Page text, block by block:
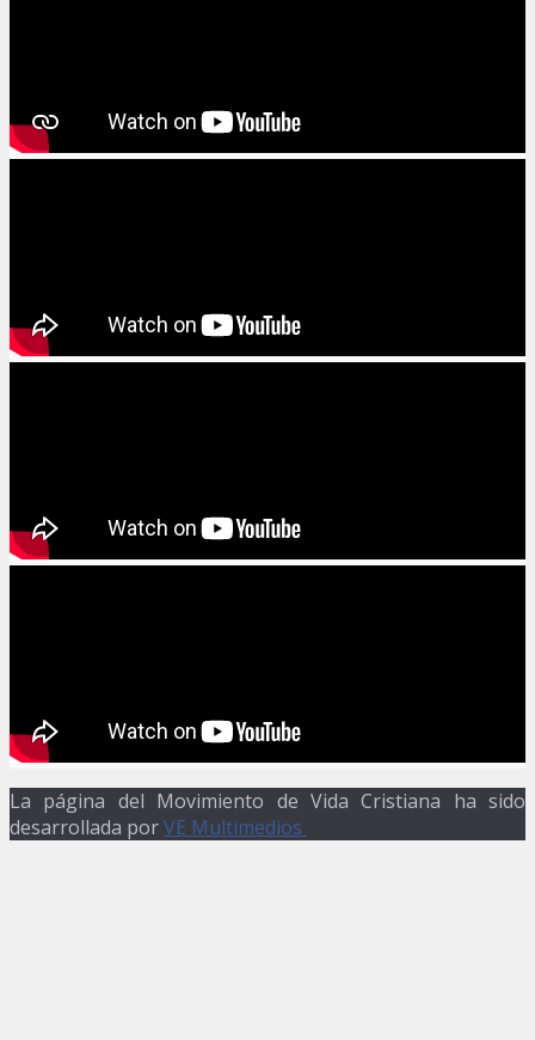
La página del Movimiento de Vida Cristiana ha sido
desarrollada porVE Multimedios